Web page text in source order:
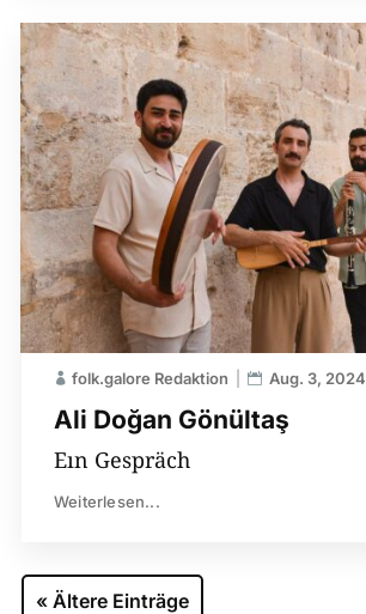
Ali Doğan Gönültaş
folk.galore Redaktion Aug. 3, 2024
Eın Gespräch
Weiterlesen...
« Ältere Einträge